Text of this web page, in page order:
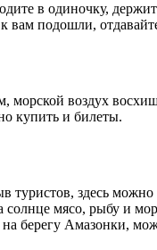
в одиночку,
подошли,
морской воздух
купить и билеты.
туристов, здесь
солнце мясо, рыбу и
берегу Амазонки,